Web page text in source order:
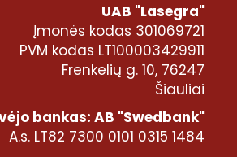
UAB "Lasegra"
Įmonės kodas 301069721
PVM kodas LT100003429911
Frenkelių g. 10, 76247
Šiauliai
bankas: AB "Swedbank"
A.s. LT82 7300 0101 0315 1484